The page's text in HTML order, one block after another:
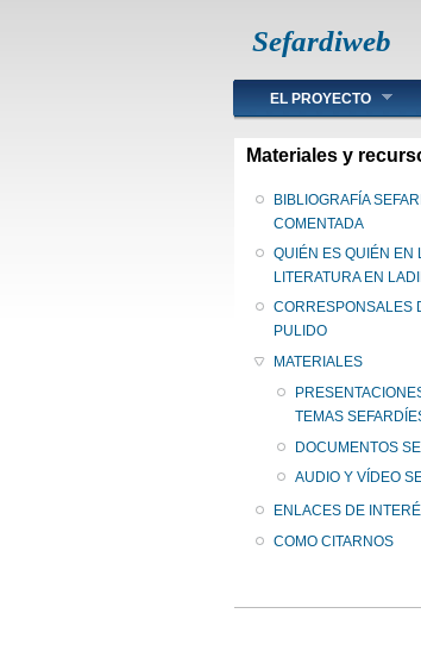
Sefardiweb
Main menu
EL PROYECTO
Materiales y
BIBLIOGRAFÍA
COMENTADA
QUIÉN ES QUIÉN EN
LITERATURA EN
CORRESPONSALES
PULIDO
MATERIALES
TEMAS
DOCUMENTOS
AUDIO Y VÍDEO
ENLACES DE
COMO CITARNOS